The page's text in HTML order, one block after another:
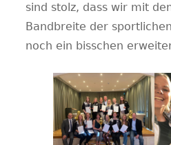
sind stolz, dass wir mit
Bandbreite der
noch ein bisschen